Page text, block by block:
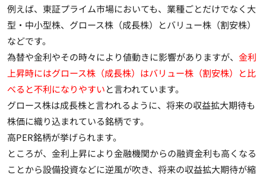
例えば、東証プライム市場においても、業種ごとだけでなく大
型・中小型株、グロース株（成長株）とバリュー株（割安株）
などです。
為替や金利やその時々により値動きに影響がありますが、 金利
上昇時にはグロース株（成長株）はバリュー株（割安株）と比
べると不利になりやすいと言われています。
グロース株は成長株と言われるように、 将来の収益拡大期待も
株価に織り込まれている銘柄です。
高PER銘柄が挙げられます。
ところが、金利上昇により金融機関からの融資金利も高くなる
ことから設備投資などに逆風が吹き、将来の収益拡大期待が縮